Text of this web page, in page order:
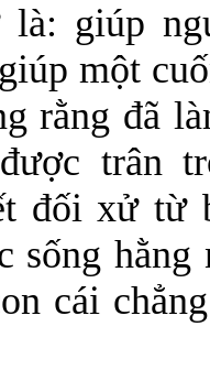
là: giúp
một
rằng đã
trân
đối xử từ
sống hằng
cái